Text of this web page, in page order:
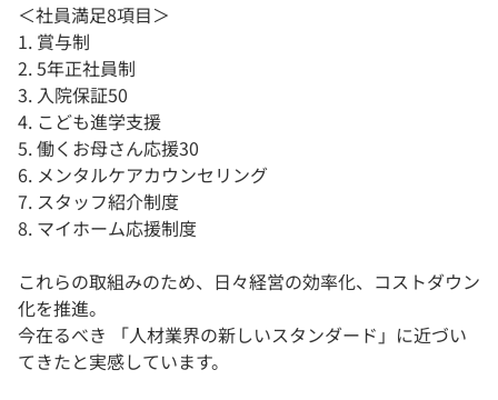
＜社員満足8項目＞
1. 賞与制
2. 5年正社員制
3. 入院保証50
4. こども進学支援
5. 働くお母さん応援30
6. メンタルケアカウンセリング
7. スタッフ紹介制度
8. マイホーム応援制度
これらの取組みのため、日々経営の効率化、コストダウン
化を推進。
今在るべき 「人材業界の新しいスタンダード」に近づい
てきたと実感しています。